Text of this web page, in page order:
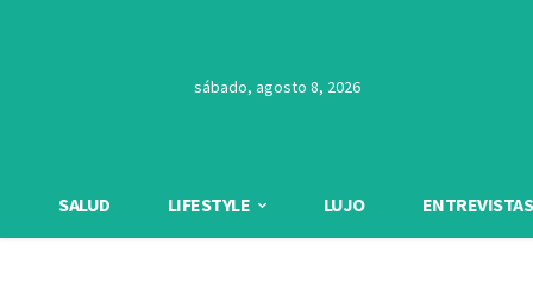
sábado, agosto 8, 2026
SALUD LIFESTYLE LUJO ENTREVISTAS